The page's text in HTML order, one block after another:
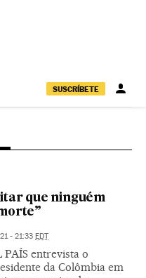
SUSCRÍBETE
que ninguém
- 21:33 EDT
PAÍS entrevista o
da Colômbia em